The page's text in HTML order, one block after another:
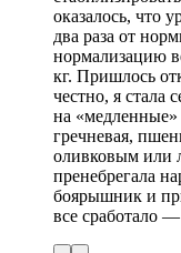
оказалось, что
два раза от
нормализацию
кг. Пришлось
честно, я стала
на
гречневая,
оливковым или
пренебрегала
боярышник и
все сработало